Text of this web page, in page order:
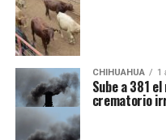
CHIHUAHUA 1
Sube a 381
crematorio